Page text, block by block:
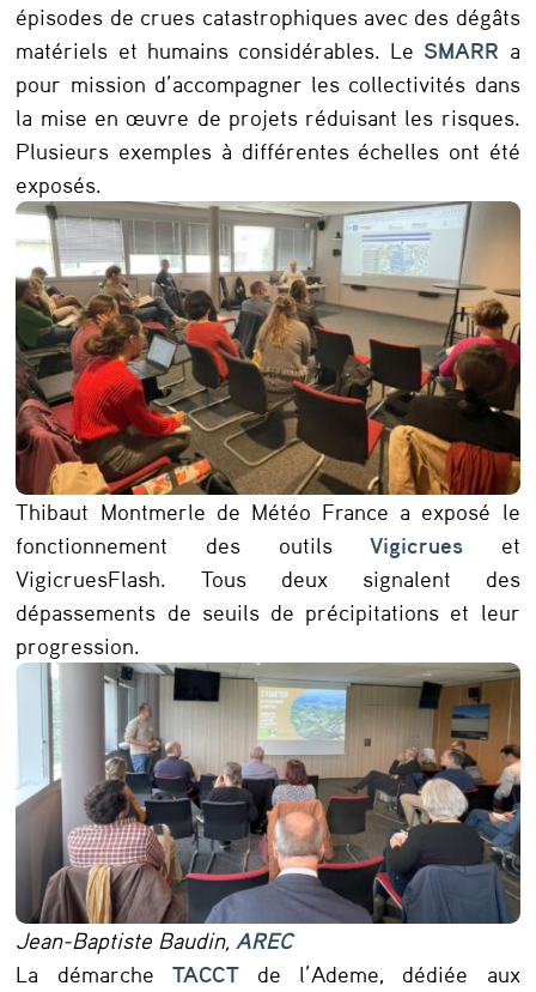
épisodes de crues catastrophiques avec des dégâts
matériels et humains considérables. Le SMARR a
pour mission d’accompagner les collectivités dans
la mise en œuvre de projets réduisant les risques.
Plusieurs exemples à différentes échelles ont été
exposés.
Thibaut Montmerle de Météo France a exposé le
fonctionnement des outilsVigicrues et
VigicruesFlash. Tous deux signalent des
dépassements de seuils de précipitations et leur
progression.
Jean-Baptiste Baudin, AREC
La démarche TACCTde l’Ademe, dédiée aux